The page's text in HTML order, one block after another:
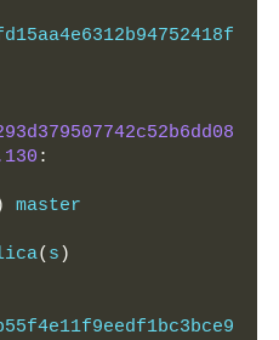
:
master
( s )